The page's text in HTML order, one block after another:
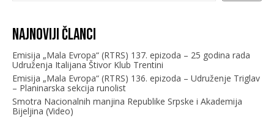
Najnoviji članci
Emisija „Mala Evropa“ (RTRS) 137. epizoda – 25 godina rada
Udruženja Italijana Štivor Klub Trentini
Emisija „Mala Evropa“ (RTRS) 136. epizoda – Udruženje Triglav
– Planinarska sekcija runolist
Smotra Nacionalnih manjina Republike Srpske i Akademija
Bijeljina (Video)